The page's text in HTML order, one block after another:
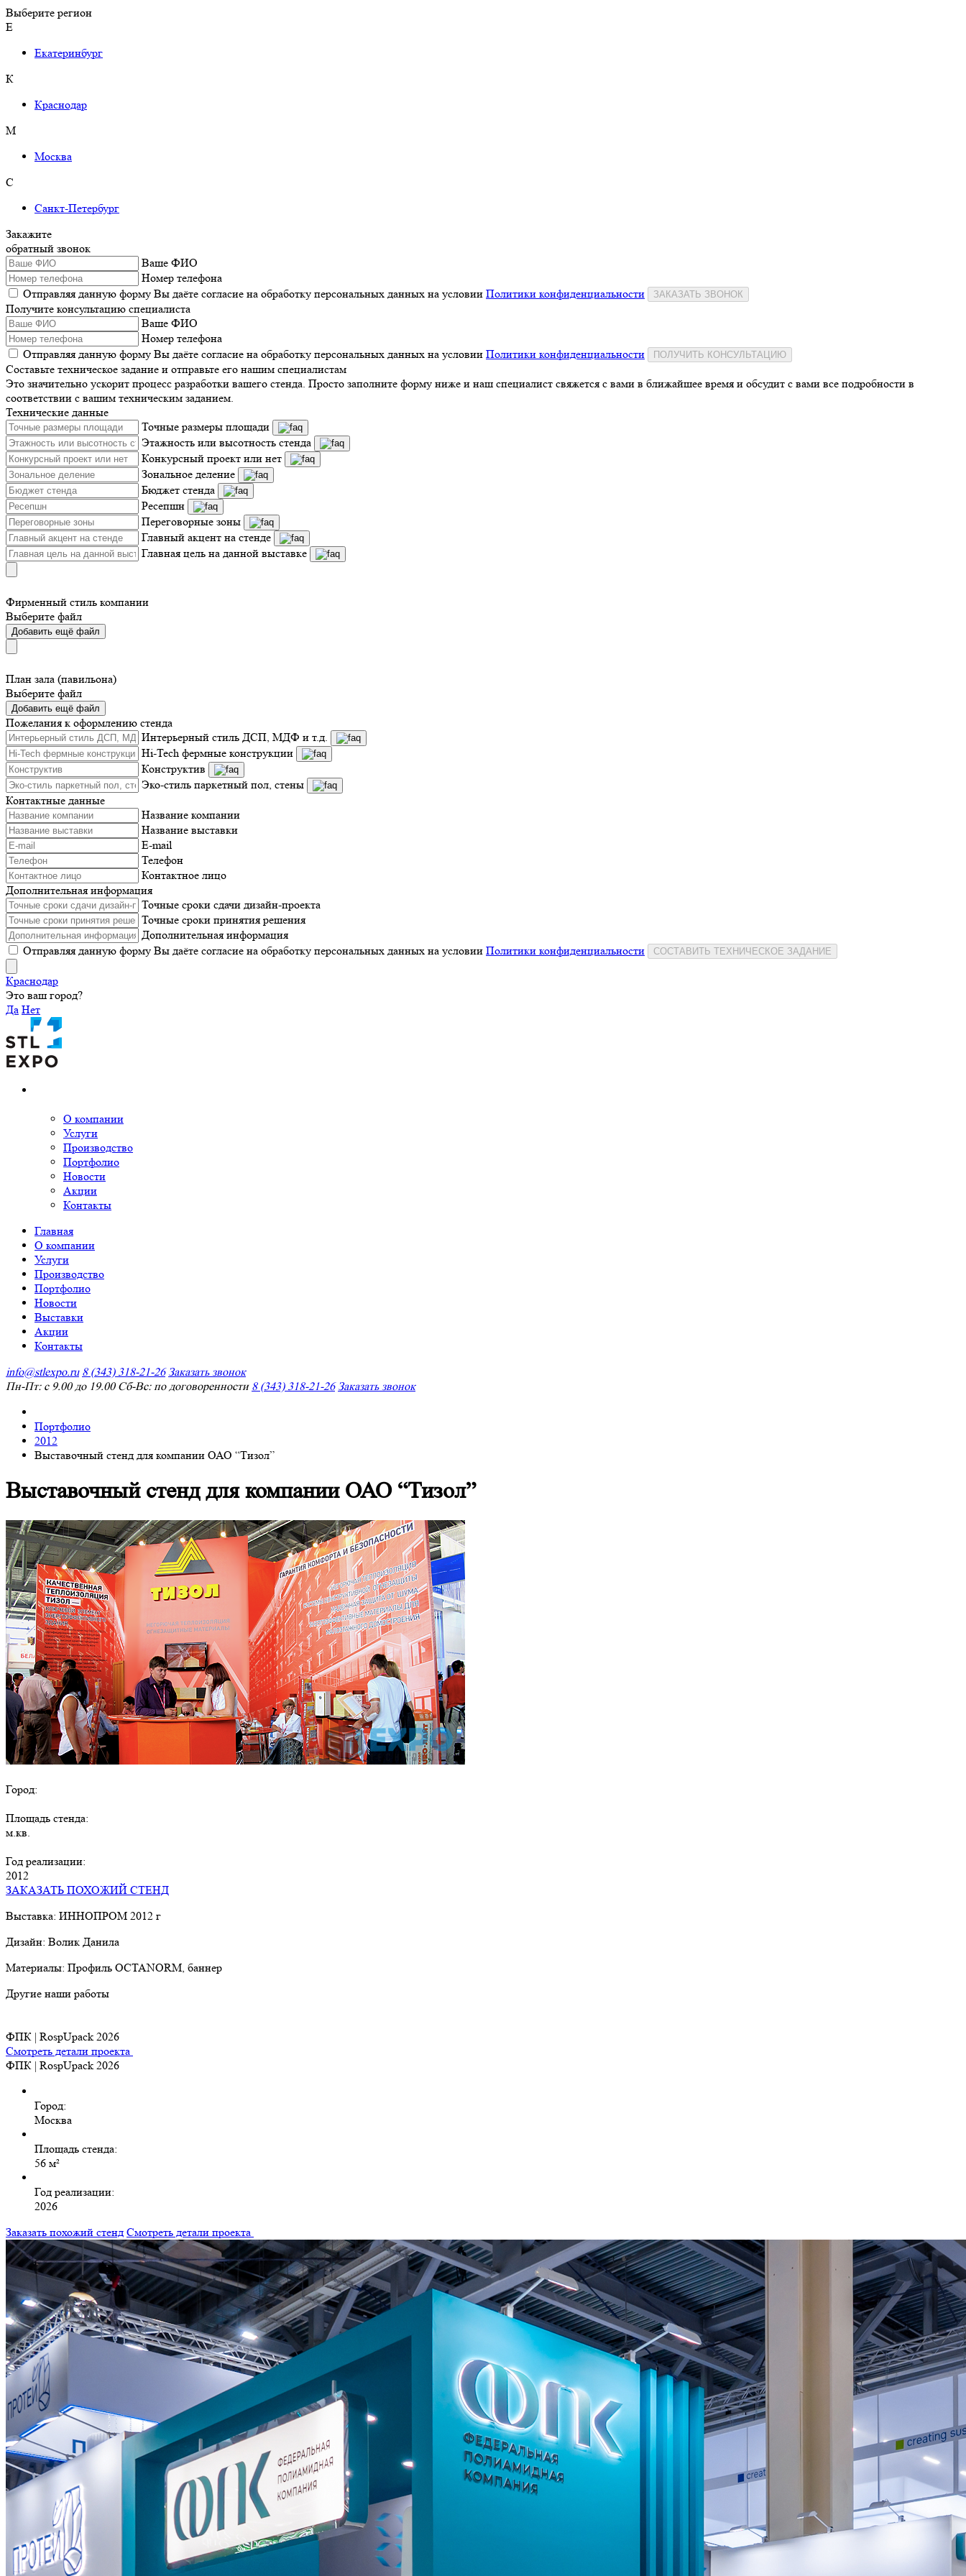
Выберите регион
Е
Екатеринбург
К
Краснодар
М
Москва
С
Санкт-Петербург
Закажите
обратный звонок
Ваше ФИО
Номер телефона
Отправляя данную форму Вы даёте согласие на обработку персональных данных на условии Политики конфиденциальности ЗАКАЗАТЬ ЗВОНОК
Получите консультацию специалиста
Ваше ФИО
Номер телефона
Отправляя данную форму Вы даёте согласие на обработку персональных данных на условии Политики конфиденциальности ПОЛУЧИТЬ КОНСУЛЬТАЦИЮ
Составьте техническое задание и отправьте его нашим специалистам
Это значительно ускорит процесс разработки вашего стенда. Просто заполните форму ниже и наш специалист свяжется с вами в ближайшее время и обсудит с вами все подробности в
соответствии с вашим техническим заданием.
Технические данные
Точные размеры площади
Этажность или высотность стенда
Конкурсный проект или нет
Зональное деление
Бюджет стенда
Ресепшн
Переговорные зоны
Главный акцент на стенде
Главная цель на данной выставке
Фирменный стиль компании
Выберите файл
Добавить ещё файл
План зала (павильона)
Выберите файл
Добавить ещё файл
Пожелания к оформлению стенда
Интерьерный стиль ДСП, МДФ и т.д.
Hi-Tech фермные конструкции
Конструктив
Эко-стиль паркетный пол, стены
Контактные данные
Название компании
Название выставки
E-mail
Телефон
Контактное лицо
Дополнительная информация
Точные сроки сдачи дизайн-проекта
Точные сроки принятия решения
Дополнительная информация
Отправляя данную форму Вы даёте согласие на обработку персональных данных на условии Политики конфиденциальности СОСТАВИТЬ ТЕХНИЧЕСКОЕ ЗАДАНИЕ
Краснодар
Это ваш город?
Да Нет
О компании
Услуги
Производство
Портфолио
Новости
Акции
Контакты
Главная
О компании
Услуги
Производство
Портфолио
Новости
Выставки
Акции
Контакты
info@stlexpo.ru 8 (343) 318-21-26 Заказать звонок
Пн-Пт: с 9.00 до 19.00 Сб-Вс: по договоренности 8 (343) 318-21-26 Заказать звонок
Портфолио
2012
Выставочный стенд для компании ОАО “Тизол”
Выставочный стенд для компании ОАО “Тизол”
Город:
Площадь стенда:
м.кв.
Год реализации:
2012
ЗАКАЗАТЬ ПОХОЖИЙ СТЕНД
Выставка: ИННОПРОМ 2012 г
Дизайн: Волик Данила
Материалы: Профиль OCTANORM, баннер
Другие наши работы
ФПК | RospUpack 2026
Смотреть детали проекта
ФПК | RospUpack 2026
Город:
Москва
Площадь стенда:
56 м²
Год реализации:
2026
Заказать похожий стенд Смотреть детали проекта